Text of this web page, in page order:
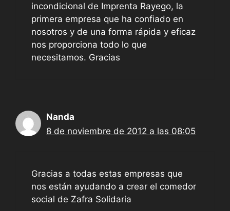
incondicional de Imprenta Rayego, la
primera empresa que ha confiado en
nosotros y de una forma rápida y eficaz
nos proporciona todo lo que
necesitamos. Gracias
Nanda
8 de noviembre de 2012 a las 08:05
Gracias a todas estas empresas que
nos están ayudando a crear el comedor
social de Zafra Solidaria